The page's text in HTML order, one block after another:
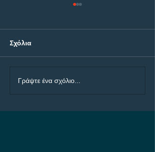
ΠΑΟΚ - Άντερλεχτ: Η
Europa League, με
Σχόλια
Γράψτε ένα σχόλιο...